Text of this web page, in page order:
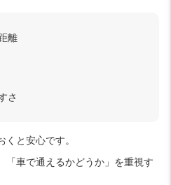
離
さ
と安心です。
「車で通えるかどうか」を重視す